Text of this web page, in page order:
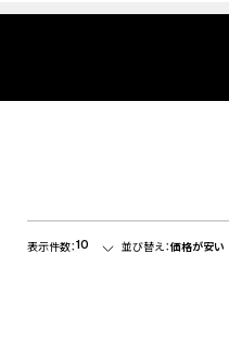
表示件数：10 並び替え：価格が安い